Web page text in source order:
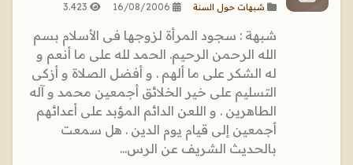
شبهات حول السنة 16/08/2006
3.423
شبهة : سجود المرأة لزوجها فى الأسلام بسم
الله الرحمن الرحيم. الحمد لله على ما أنعم و
له الشكر على ما ألهم . و أفضل الصلاة و أزكى
التسليم على خير الخلائق أجمعين محمد و آله
الطاهرين . و اللعن الدائم المؤبد على أعدائهم
أجمعين إلى قيام يوم الدين . هل سمعت
بالحديث الشريف عن الرس...